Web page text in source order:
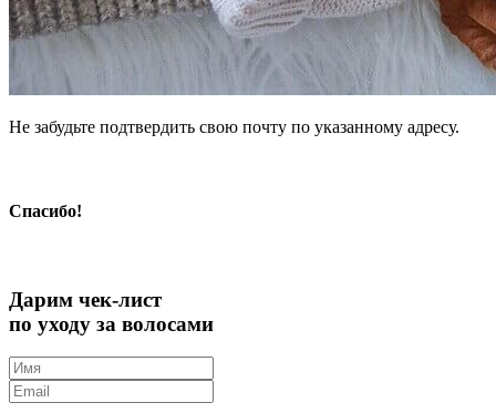
Не забудьте подтвердить свою почту по указанному адресу.
Спасибо!
Дарим чек-лист
по уходу за волосами